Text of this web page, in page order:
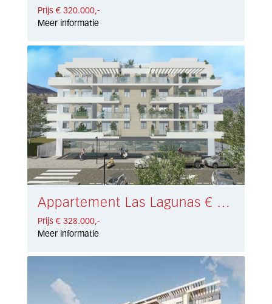
Prijs € 320.000,-
Meer informatie
Appartement Las Lagunas € 328.000,-
Prijs € 328.000,-
Meer informatie